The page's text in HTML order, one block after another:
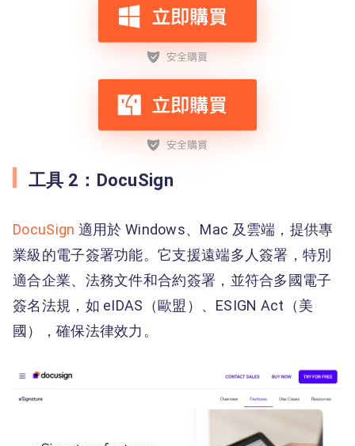
工具 2：DocuSign
DocuSign 適用於 Windows、Mac 及雲端，提供專
業級的電子簽署功能。它支援遠端多人簽署，特別
適合企業、法務文件和合約簽署，並符合多國電子
簽名法規，如 eIDAS（歐盟）、ESIGN Act（美
國），確保法律效力。